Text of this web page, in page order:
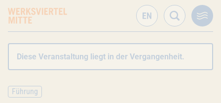
Diese Veranstaltung liegt in der Vergangenheit.
Führung